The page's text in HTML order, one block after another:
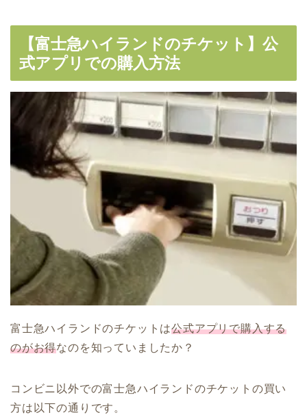
【富士急ハイランドのチケット】公
式アプリでの購入方法
富士急ハイランドのチケットは公式アプリで購入する
のがお得なのを知っていましたか？
コンビニ以外での富士急ハイランドのチケットの買い
方は以下の通りです。